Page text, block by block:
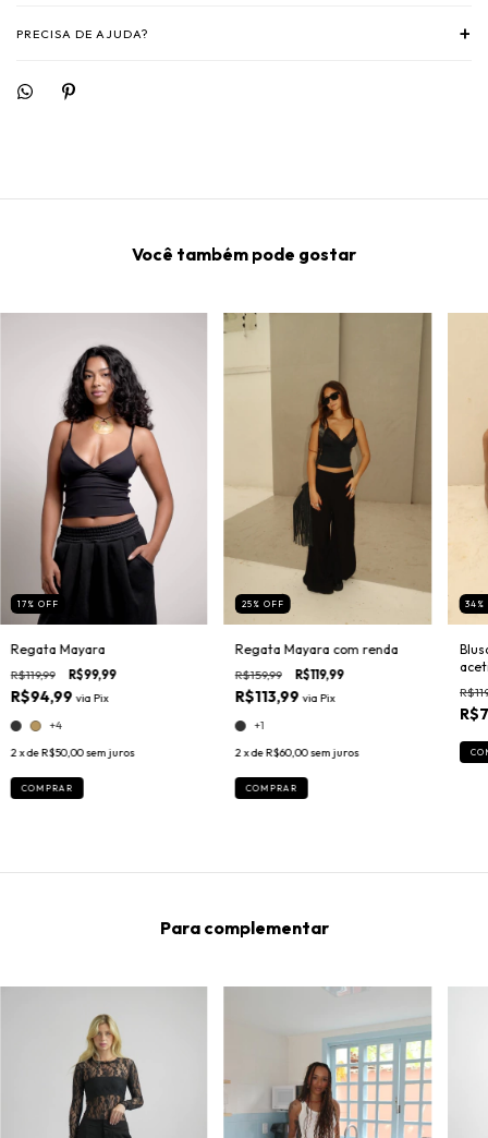
PRECISA DE AJUDA? +
Você também pode gostar
17 % OFF
Regata Mayara
R$119,99 R$99,99
R$94,99via Pix
+4
2 x deR$50,00sem juros
COMPRAR
25 % OFF
Regata Mayara com renda
R$159,99 R$119,99
R$113,99via Pix
+1
2 x deR$60,00sem juros
COMPRAR
34 %
Para complementar